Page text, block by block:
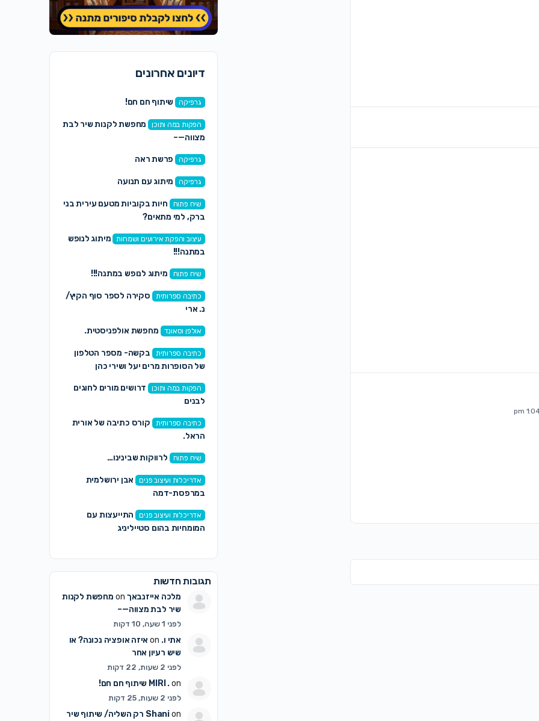
דיונים אחרונים
גרפיקה שיתוף חם חם!
הפקות במה ותוכן
מחפשת לקנות שיר לבת
מצווה—–
גרפיקה פרשת ראה
גרפיקה מיתוג עם תנועה
שיח פתוח
חיות בקוביות מטעם עירית בני
ברק, למי מתאים?
עיצוב והפקת אירועים ושמחות
מיתוג לנופש
במתנה!!!
שיח פתוח מיתוג לנופש במתנה!!!
כתיבה ספרותית
סקירה לספר סוף הקיץ/
נ. ארי
אולפן וסאונד מחפשת אולפניסטית.
כתיבה ספרותית
בקשה- מספר הטלפון
של הסופרות מרים יעל ושירי כהן
הפקות במה ותוכן
דרושים מורים לחוגים
לבנים
כתיבה ספרותית
קורס כתיבה של אורית
הראל.
שיח פתוח לרווקות שבינינו…
אדריכלות ועיצוב פנים
אבן ירושלמית
במרפסת-דמה
אדריכלות ועיצוב פנים
התייעצות עם
המומחיות בהום סטייליניג
תגובות חדשות
מלכה אייזנבאך
מחפשת לקנות
שיר לבת מצווה—–
לפני 1 שעה, 10 דקות
אתי ו.
איזה אופציה נכונה? או
שיש רעיון אחר
לפני 2 שעות, 22 דקות
MIRI .on שיתוף חם חם!
לפני 2 שעות, 25 דקות
Shanion
רק השליה/ שיתוף שיר